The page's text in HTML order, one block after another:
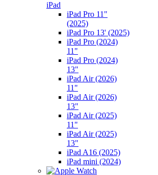
iPad
iPad Pro 11"
(2025)
iPad Pro 13' (2025)
iPad Pro (2024)
11"
iPad Pro (2024)
13"
iPad Air (2026)
11"
iPad Air (2026)
13"
iPad Air (2025)
11"
iPad Air (2025)
13"
iPad A16 (2025)
iPad mini (2024)